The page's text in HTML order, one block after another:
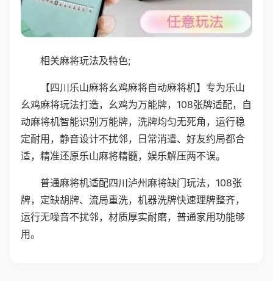
相关麻将玩法及特色;
【四川乐山麻将幺鸡麻将自动麻将机】专为乐山
幺鸡麻将玩法打造，幺鸡为万能牌，108张牌适配，自
动麻将机智能识别万能牌，洗牌均匀无死角，运行稳
定耐用，静音设计不扰邻，日常消遣、好友约局都合
适，精准还原乐山麻将精髓，娱乐解压两不误。
普通麻将机适配四川泸州麻将缺门玩法，108张
牌，定缺胡牌、流局重洗，机器洗牌快速理牌整齐，
运行无噪音不扰邻，材质厚实耐磨，普通家用功能够
用。